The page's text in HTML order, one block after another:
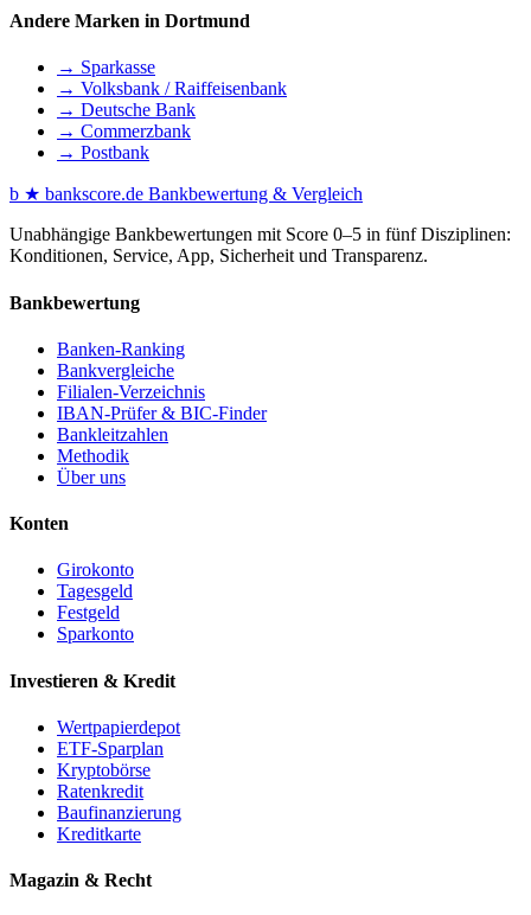
Andere Marken in Dortmund
→ Sparkasse
→ Volksbank / Raiffeisenbank
→ Deutsche Bank
→ Commerzbank
→ Postbank
b ★ bankscore.de Bankbewertung & Vergleich
Unabhängige Bankbewertungen mit Score 0–5 in fünf Disziplinen:
Konditionen, Service, App, Sicherheit und Transparenz.
Bankbewertung
Banken-Ranking
Bankvergleiche
Filialen-Verzeichnis
IBAN-Prüfer & BIC-Finder
Bankleitzahlen
Methodik
Über uns
Konten
Girokonto
Tagesgeld
Festgeld
Sparkonto
Investieren & Kredit
Wertpapierdepot
ETF-Sparplan
Kryptobörse
Ratenkredit
Baufinanzierung
Kreditkarte
Magazin & Recht